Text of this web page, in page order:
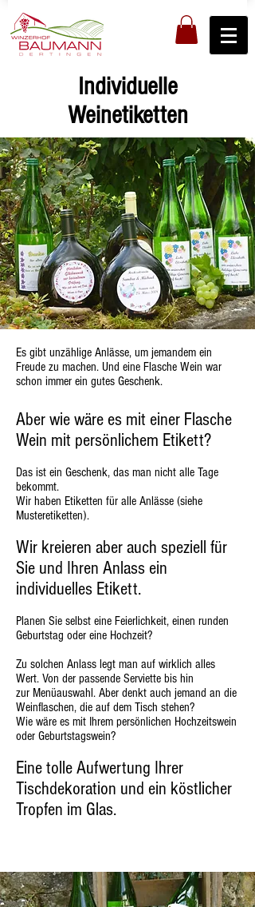
Individuelle
Weinetiketten
Es gibt unzählige Anlässe, um jemandem ein
Freude zu machen. Und eine Flasche Wein war
schon immer ein gutes Geschenk.
Aber wie wäre es mit einer Flasche
Wein mit persönlichem Etikett?
Das ist ein Geschenk, das man nicht alle Tage
bekommt.
Wir haben Etiketten für alle Anlässe (siehe
Musteretiketten).
Wir kreieren aber auch speziell für
Sie und Ihren Anlass ein
individuelles Etikett.
Planen Sie selbst eine Feierlichkeit, einen runden
Geburtstag oder eine Hochzeit?
Zu solchen Anlass legt man auf wirklich alles
Wert. Von der passende Serviette bis hin
zur Menüauswahl. Aber denkt auch jemand an die
Weinflaschen, die auf dem Tisch stehen?
Wie wäre es mit Ihrem persönlichen Hochzeitswein
oder Geburtstagswein?
Eine tolle Aufwertung Ihrer
Tischdekoration und ein köstlicher
Tropfen im Glas.